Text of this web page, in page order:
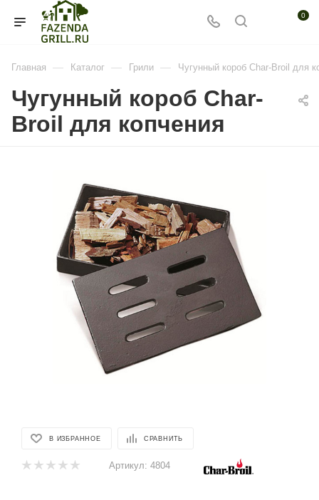
0
Главная — Каталог — Грили — Чугунный короб Char-Broil для
Чугунный короб Char-
Broil для копчения
В ИЗБРАННОЕ СРАВНИТЬ
Артикул: 4804